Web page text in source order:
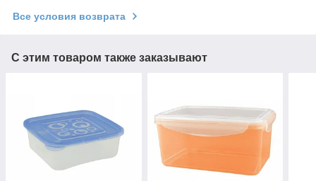
Все условия возврата
С этим товаром также заказывают